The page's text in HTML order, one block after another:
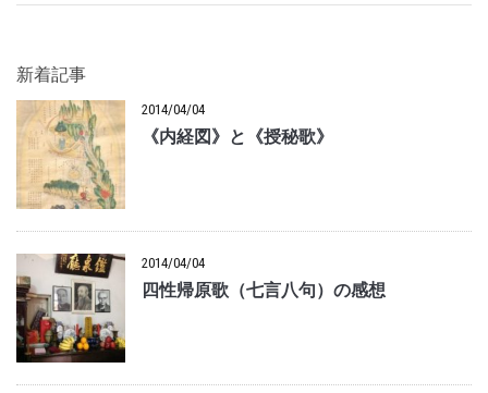
新着記事
2014/04/04
《内経図》と《授秘歌》
2014/04/04
四性帰原歌（七言八句）の感想